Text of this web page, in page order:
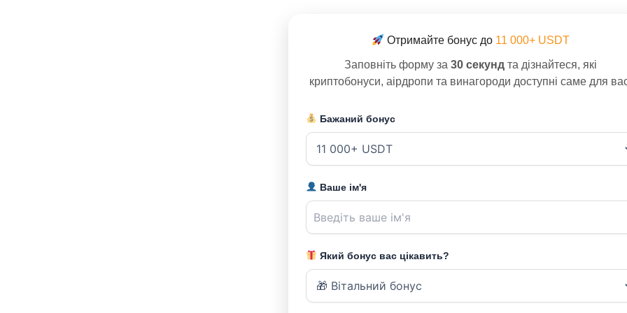
Отримайте бонус до 11 000+ USDT
Заповніть форму за 30 секундта дізнайтеся, які
криптобонуси, аірдропи та винагороди доступні саме для
Бажаний бонус
Ваше ім'я
Який бонус вас цікавить?